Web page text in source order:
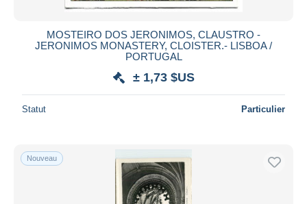
MOSTEIRO DOS JERONIMOS, CLAUSTRO -
JERONIMOS MONASTERY, CLOISTER.- LISBOA /
PORTUGAL
± 1,73 $US
Statut Particulier
Nouveau